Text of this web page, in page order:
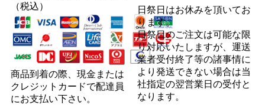
（税込）
商品到着の際、現金または
クレジットカードで配達員
にお支払い下さい。
日祭日はお休みを頂いてお
ります。
日祭日のご注文は可能な限
り対応いたしますが、運送
業者受付終了等の諸事情に
より発送できない場合は当
社指定の翌営業日の受付と
なります。